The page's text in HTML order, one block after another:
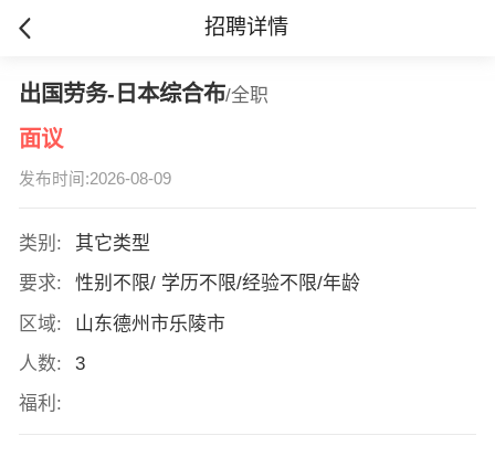
招聘详情
出国劳务-日本综合布/全职
面议
发布时间:2026-08-09
类别:
其它类型
要求:
性别不限/ 学历不限/经验不限/年龄
区域:
山东德州市乐陵市
人数:
3
福利: